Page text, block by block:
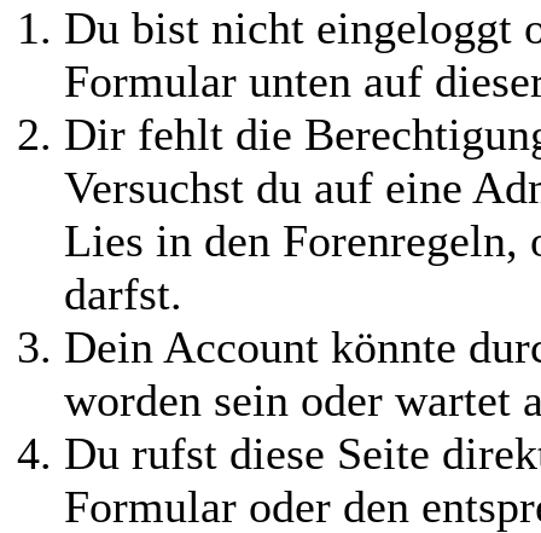
Du bist nicht eingeloggt
Formular unten auf
Dir fehlt die
Versuchst du auf eine
Lies in den Forenregeln,
darfst.
Dein Account könnte
worden sein oder wartet
Du rufst diese Seite
Formular oder den